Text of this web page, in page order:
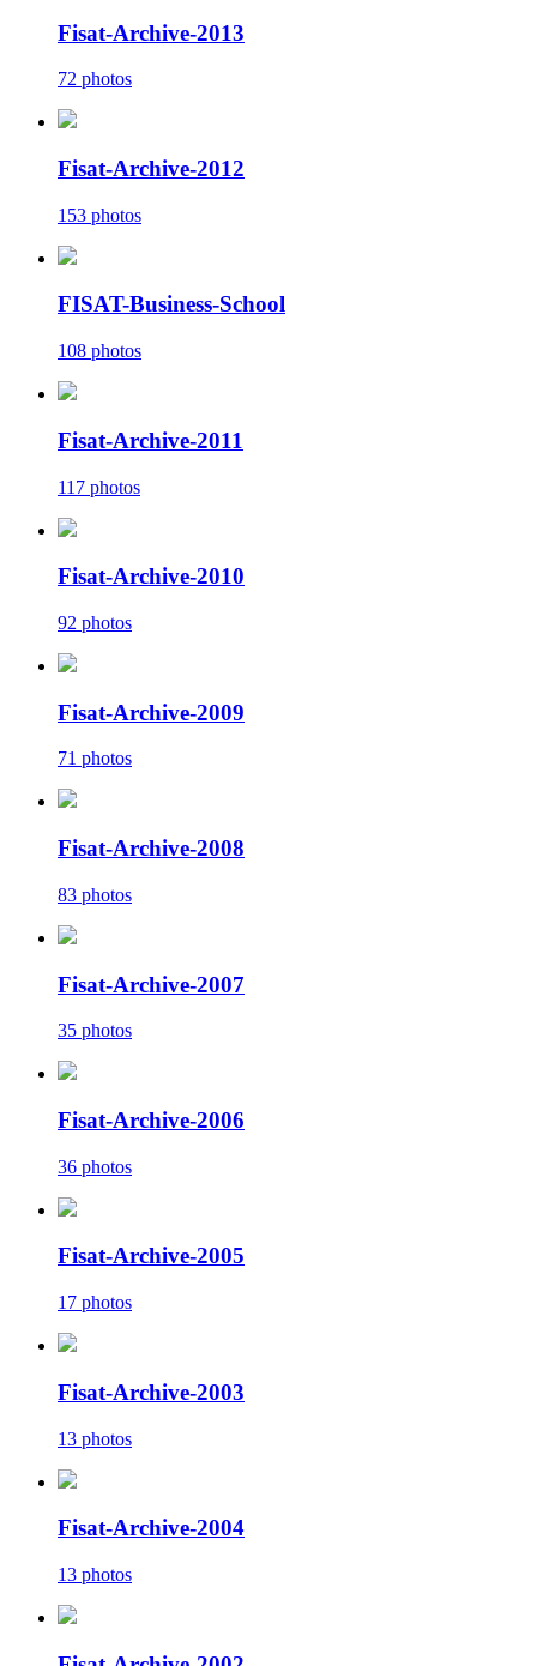
Fisat-Archive-2013
72 photos
Fisat-Archive-2012
153 photos
FISAT-Business-School
108 photos
Fisat-Archive-2011
117 photos
Fisat-Archive-2010
92 photos
Fisat-Archive-2009
71 photos
Fisat-Archive-2008
83 photos
Fisat-Archive-2007
35 photos
Fisat-Archive-2006
36 photos
Fisat-Archive-2005
17 photos
Fisat-Archive-2003
13 photos
Fisat-Archive-2004
13 photos